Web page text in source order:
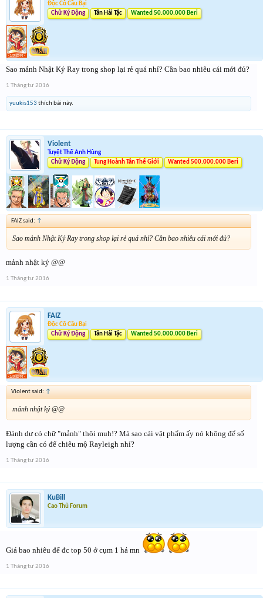
Độc Cô Cầu Bại
Chữ Ký Động
Tân Hải Tặc Wanted 50.000.000 Beri
Sao mảnh Nhật Ký Ray trong shop lại rẻ quá nhỉ? Cần bao nhiêu cái mới đủ?
1 Tháng tư 2016
yuukis153 thích bài này.
Violent
Tuyệt Thế Anh Hùng
Chữ Ký Động
Tung Hoành Tân Thế Giới Wanted 500.000.000 Beri
FAIZ said: ↑
Sao mảnh Nhật Ký Ray trong shop lại rẻ quá nhỉ? Cần bao nhiêu cái mới đủ?
mảnh nhật ký @@
1 Tháng tư 2016
FAIZ
Độc Cô Cầu Bại
Chữ Ký Động
Tân Hải Tặc Wanted 50.000.000 Beri
Violent said: ↑
mảnh nhật ký @@
Đánh dư có chữ "mảnh" thôi muh!? Mà sao cái vật phẩm ấy nó không để số
lượng cần có để chiêu mộ Rayleigh nhỉ?
1 Tháng tư 2016
KuBill
Cao Thủ Forum
Giá bao nhiêu để đc top 50 ở cụm 1 hả mn
1 Tháng tư 2016